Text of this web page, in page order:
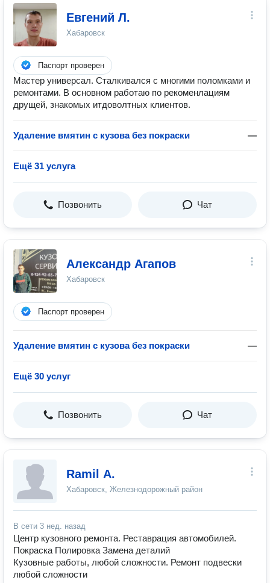
Евгений Л.
Хабаровск
Паспорт проверен
Мастер универсал. Сталкивался с многими поломками и
ремонтами. В основном работаю по рекоменлациям
друщей, знакомых итдоволтных клиентов.
Удаление вмятин с кузова без покраски —
Ещё 31 услуга
Позвонить Чат
Александр Агапов
Хабаровск
Паспорт проверен
Удаление вмятин с кузова без покраски —
Ещё 30 услуг
Позвонить Чат
Ramil A.
Хабаровск, Железнодорожный район
В сети 3 нед. назад
Центр кузовного ремонта. Реставрация автомобилей.
Покраска Полировка Замена деталий
Кузовные работы, любой сложности. Ремонт подвески
любой сложности